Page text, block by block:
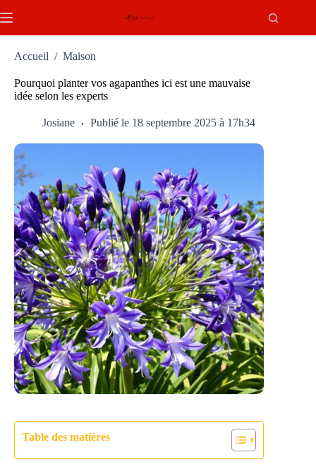
au
Accueil / Maison
Pourquoi planter vos agapanthes ici est une mauvaise
idée selon les experts
Josiane Publié le 18 septembre 2025 à 17h34
Table des matières